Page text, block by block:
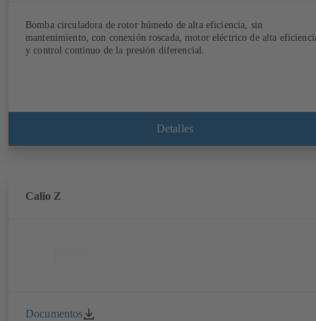
Bomba circuladora de rotor húmedo de alta eficiencia, sin
mantenimiento, con conexión roscada, motor eléctrico de alta
y control continuo de la presión diferencial.
Detalles
Calio Z
Documentos